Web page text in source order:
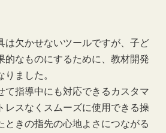
は欠かせないツールですが、子ど
的なものにするために、教材開発
ました。
て指導中にも対応できるカスタマ
レスなくスムーズに使用できる操
ときの指先の心地よさにつながる